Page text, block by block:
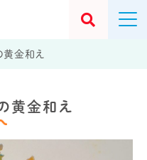
金和え
黄金和え